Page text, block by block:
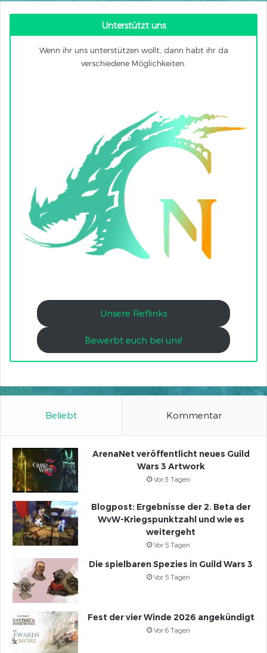
Unterstützt uns
Wenn ihr uns unterstützen wollt, dann habt ihr da
verschiedene Möglichkeiten.
Unsere Reflinks
Bewerbt euch bei uns!
Beliebt Kommentar
ArenaNet veröffentlicht neues Guild
Wars 3 Artwork
Vor 3 Tagen
Blogpost: Ergebnisse der 2. Beta der
WvW-Kriegspunktzahl und wie es
weitergeht
Vor 5 Tagen
Die spielbaren Spezies in Guild Wars 3
Vor 5 Tagen
Fest der vier Winde 2026 angekündigt
Vor 6 Tagen